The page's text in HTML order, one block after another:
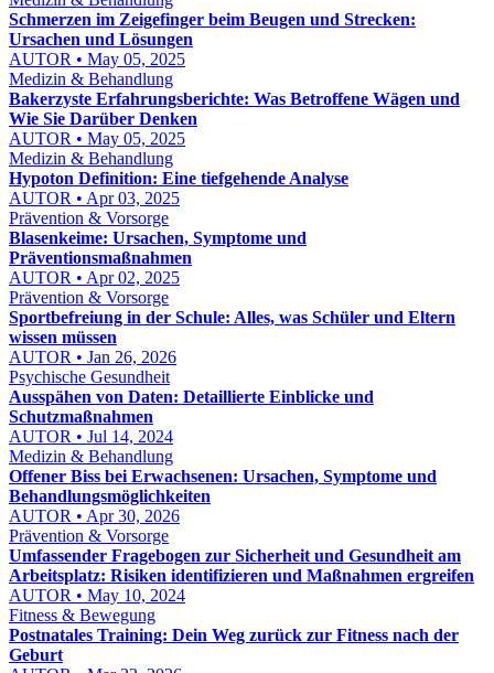
Schmerzen im Zeigefinger beim Beugen und Strecken:
Ursachen und Lösungen
AUTOR • May 05, 2025
Medizin & Behandlung
Bakerzyste Erfahrungsberichte: Was Betroffene Wägen und
Wie Sie Darüber Denken
AUTOR • May 05, 2025
Medizin & Behandlung
Hypoton Definition: Eine tiefgehende Analyse
AUTOR • Apr 03, 2025
Prävention & Vorsorge
Blasenkeime: Ursachen, Symptome und
Präventionsmaßnahmen
AUTOR • Apr 02, 2025
Prävention & Vorsorge
Sportbefreiung in der Schule: Alles, was Schüler und Eltern
wissen müssen
AUTOR • Jan 26, 2026
Psychische Gesundheit
Ausspähen von Daten: Detaillierte Einblicke und
Schutzmaßnahmen
AUTOR • Jul 14, 2024
Medizin & Behandlung
Offener Biss bei Erwachsenen: Ursachen, Symptome und
Behandlungsmöglichkeiten
AUTOR • Apr 30, 2026
Prävention & Vorsorge
Umfassender Fragebogen zur Sicherheit und Gesundheit am
Arbeitsplatz: Risiken identifizieren und Maßnahmen ergreifen
AUTOR • May 10, 2024
Fitness & Bewegung
Postnatales Training: Dein Weg zurück zur Fitness nach der
Geburt